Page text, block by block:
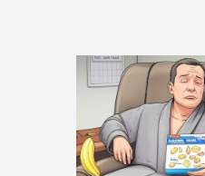
Amikor a
emelkedik,
rendszere